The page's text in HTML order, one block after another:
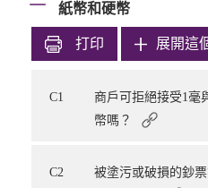
紙幣和硬幣
打印 展開這
C1
商戶可拒絕接受1毫
幣嗎？
C2
被塗污或破損的鈔